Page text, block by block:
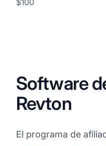
Software
Revton
El programa de